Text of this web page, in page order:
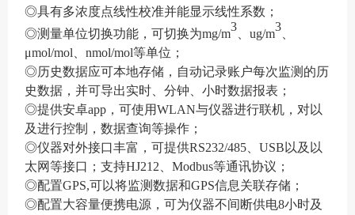
◎具有多浓度点线性校准并能显示线性系数 ；
◎测量单位切换功能，可切换为mg/m3 、ug/m3
μmol/mol、nmol/mol等单位；
◎历史数据应可本地存储，自动记录账户每次监测的历
史数据，并可导出实时、分钟、小时数据报表；
◎提供安卓app ，可使用WLAN与仪器进行联机，对以
及进行控制，数据查询等操作；
◎仪器对外接口丰富，可提供RS232/485、USB以及以
太网等接口；支持HJ212、Modbus等通讯协议；
◎配置GPS,可以将监测数据和GPS信息关联存储 ；
◎配置大容量便携电源，可为仪器不间断供电8小时及